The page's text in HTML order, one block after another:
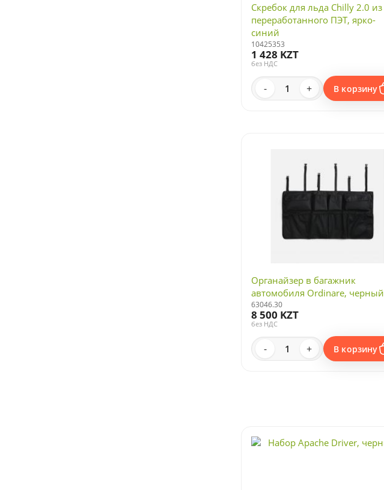
Скребок для льда Chilly 2.0 из
переработанного ПЭТ, ярко-
синий
10425353
1 428 KZT
без НДС
- + В корзину
Органайзер в багажник
автомобиля Ordinare, черный
63046.30
8 500 KZT
без НДС
- + В корзину